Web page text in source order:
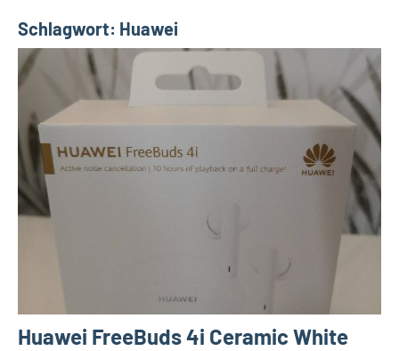
Schlagwort: Huawei
Huawei FreeBuds 4i Ceramic White